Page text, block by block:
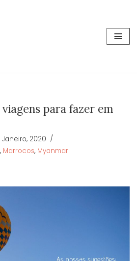
para fazer em
Janeiro, 2020
, Marrocos, Myanmar